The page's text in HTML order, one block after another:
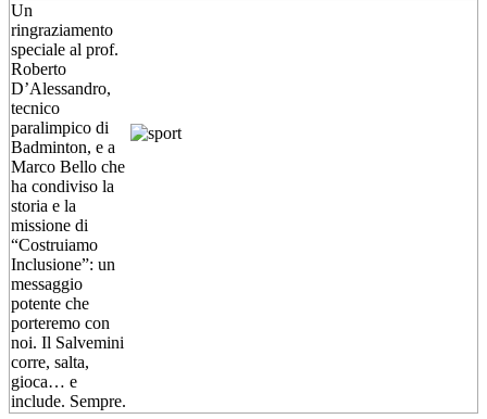
Un
ringraziamento
speciale al prof.
Roberto
D’Alessandro,
tecnico
paralimpico di
Badminton, e a
Marco Bello che
ha condiviso la
storia e la
missione di
“Costruiamo
Inclusione”: un
messaggio
potente che
porteremo con
noi. Il Salvemini
corre, salta,
gioca… e
include. Sempre.